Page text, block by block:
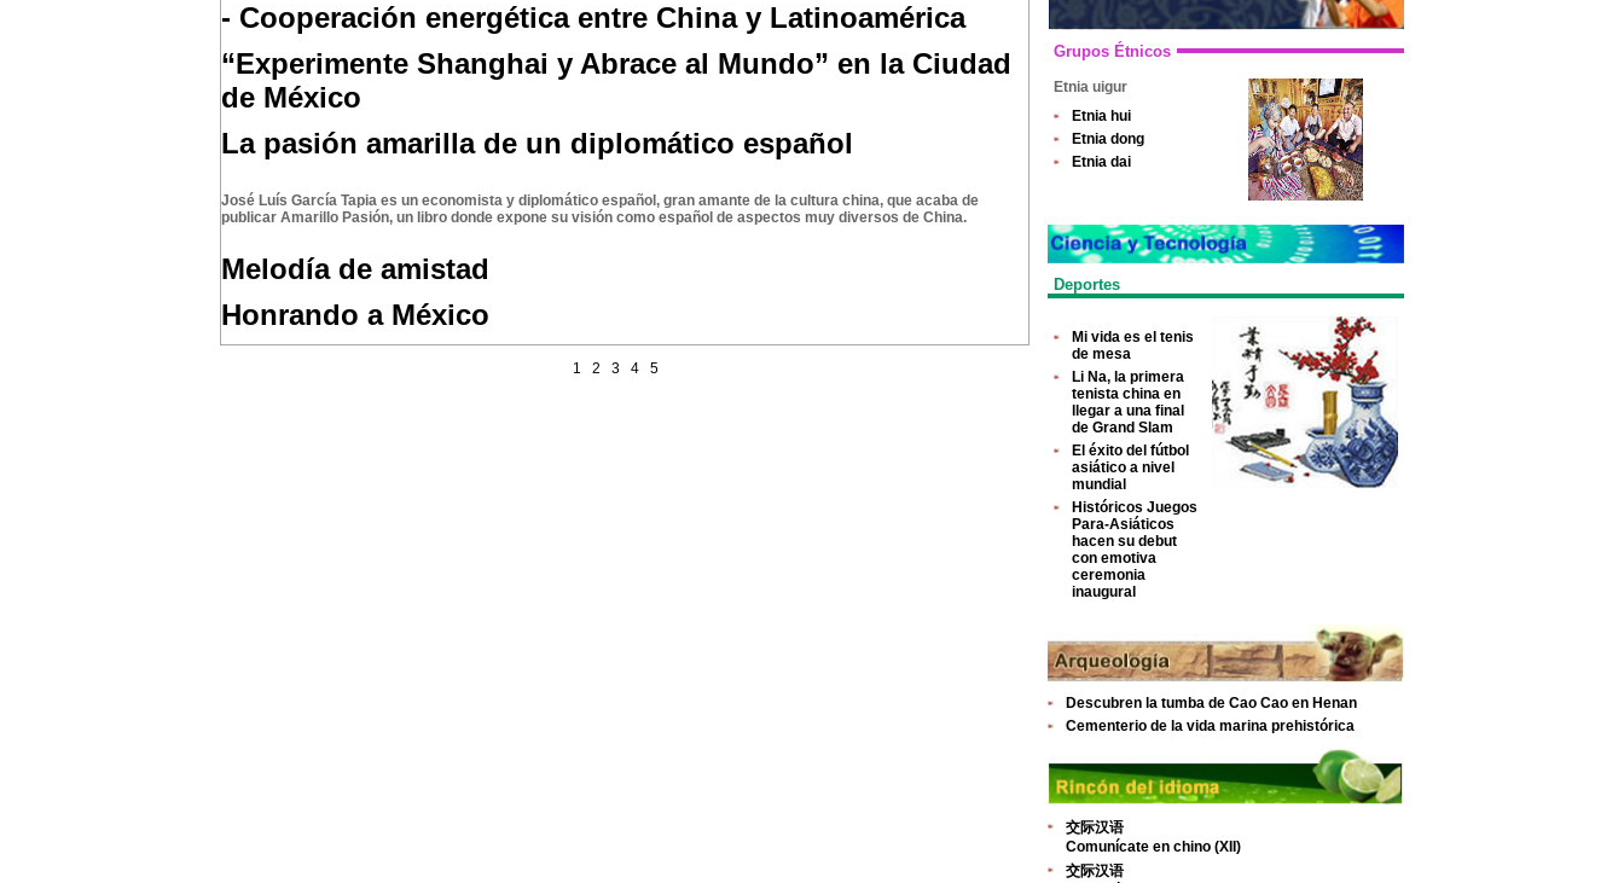
- Cooperación energética entre China y Latinoamérica
“Experimente Shanghai y Abrace al Mundo” en la Ciudad
de México
La pasión amarilla de un diplomático español
José Luís García Tapia es un economista y diplomático español, gran amante de la cultura china, que acaba de
publicar Amarillo Pasión, un libro donde expone su visión como español de aspectos muy diversos de China.
Melodía de amistad
Honrando a México
1 2 3 4 5
Grupos Étnicos
Etnia uigur
Etnia hui
Etnia dong
Etnia dai
Deportes
Mi vida es el tenis
de mesa
Li Na, la primera
tenista china en
llegar a una final
de Grand Slam
El éxito del fútbol
asiático a nivel
mundial
Históricos Juegos
Para-Asiáticos
hacen su debut
con emotiva
ceremonia
inaugural
Descubren la tumba de Cao Cao en Henan
Cementerio de la vida marina prehistórica
交际汉语
Comunícate en chino (XII)
交际汉语